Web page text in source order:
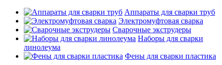
Аппараты для сварки труб
Электромуфтовая сварка
Сварочные экструдеры
Наборы для сварки
линолеума
Фены для сварки пластика